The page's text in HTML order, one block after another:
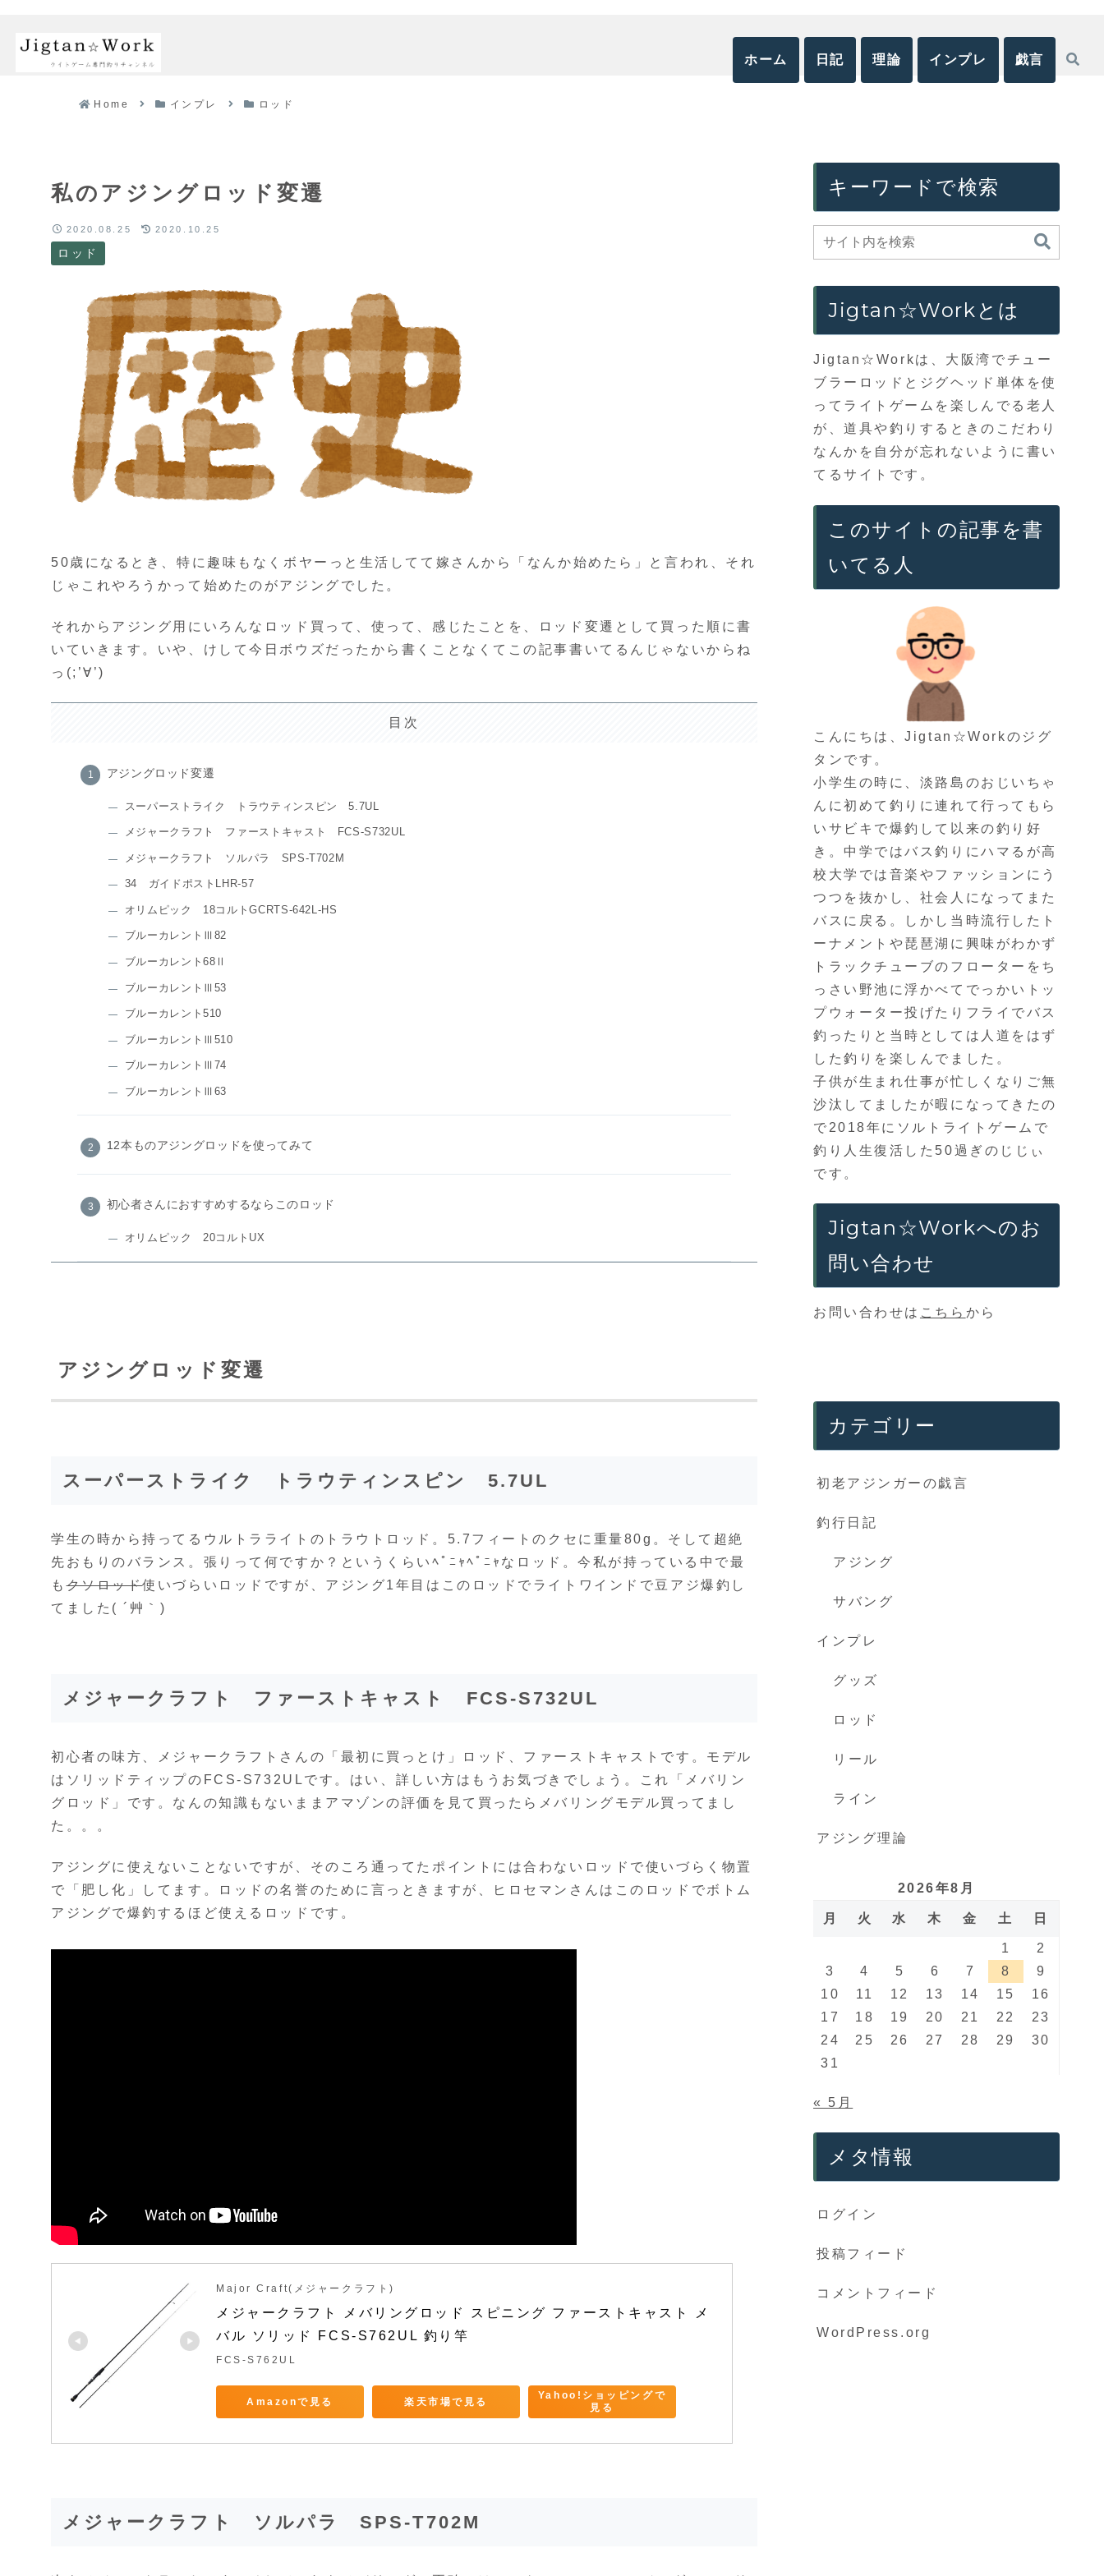
ホーム 日記 理論 インプレ 戯言
Home インプレ ロッド
私のアジングロッド変遷
ロッド
2020.08.25 2020.10.25
50歳になるとき、特に趣味もなくボヤーっと生活してて嫁さんから「なんか始めたら」と言われ、それ
じゃこれやろうかって始めたのがアジングでした。
それからアジング用にいろんなロッド買って、使って、感じたことを、ロッド変遷として買った順に書
いていきます。いや、けして今日ボウズだったから書くことなくてこの記事書いてるんじゃないからね
っ(;’∀’)
目次
アジングロッド変遷
スーパーストライク トラウティンスピン 5.7UL
メジャークラフト ファーストキャスト FCS-S732UL
メジャークラフト ソルパラ SPS-T702M
34 ガイドポストLHR-57
オリムピック 18コルトGCRTS-642L-HS
ブルーカレントⅢ82
ブルーカレント68Ⅱ
ブルーカレントⅢ53
ブルーカレント510
ブルーカレントⅢ510
ブルーカレントⅢ74
ブルーカレントⅢ63
12本ものアジングロッドを使ってみて
初心者さんにおすすめするならこのロッド
オリムピック 20コルトUX
アジングロッド変遷
スーパーストライク トラウティンスピン 5.7UL
学生の時から持ってるウルトラライトのトラウトロッド。5.7フィートのクセに重量80g。そして超絶
先おもりのバランス。張りって何ですか？というくらいﾍﾟﾆｬﾍﾟﾆｬなロッド。今私が持っている中で最
もクソロッド使いづらいロッドですが、アジング1年目はこのロッドでライトワインドで豆アジ爆釣し
てました( ´艸｀)
メジャークラフト ファーストキャスト FCS-S732UL
初心者の味方、メジャークラフトさんの「最初に買っとけ」ロッド、ファーストキャストです。モデル
はソリッドティップのFCS-S732ULです。はい、詳しい方はもうお気づきでしょう。これ「メバリン
グロッド」です。なんの知識もないままアマゾンの評価を見て買ったらメバリングモデル買ってまし
た。。。
アジングに使えないことないですが、そのころ通ってたポイントには合わないロッドで使いづらく物置
で「肥し化」してます。ロッドの名誉のために言っときますが、ヒロセマンさんはこのロッドでボトム
アジングで爆釣するほど使えるロッドです。
Major Craft(メジャークラフト)
メジャークラフト メバリングロッド スピニング ファーストキャスト メ
バル ソリッド FCS-S762UL 釣り竿
FCS-S762UL
Amazonで見る 楽天市場で見る
Yahoo!ショッピングで
見る
メジャークラフト ソルパラ SPS-T702M
キーワードで検索
Jigtan☆Workとは
Jigtan☆Workは、大阪湾でチュー
ブラーロッドとジグヘッド単体を使
ってライトゲームを楽しんでる老人
が、道具や釣りするときのこだわり
なんかを自分が忘れないように書い
てるサイトです。
このサイトの記事を書
いてる人
こんにちは、Jigtan☆Workのジグ
タンです。
小学生の時に、淡路島のおじいちゃ
んに初めて釣りに連れて行ってもら
いサビキで爆釣して以来の釣り好
き。中学ではバス釣りにハマるが高
校大学では音楽やファッションにう
つつを抜かし、社会人になってまた
バスに戻る。しかし当時流行したト
ーナメントや琵琶湖に興味がわかず
トラックチューブのフローターをち
っさい野池に浮かべてでっかいトッ
プウォーター投げたりフライでバス
釣ったりと当時としては人道をはず
した釣りを楽しんでました。
子供が生まれ仕事が忙しくなりご無
沙汰してましたが暇になってきたの
で2018年にソルトライトゲームで
釣り人生復活した50過ぎのじじぃ
です。
Jigtan☆Workへのお
問い合わせ
お問い合わせは こちら から
カテゴリー
初老アジンガーの戯言
釣行日記
アジング
サバング
インプレ
グッズ
ロッド
リール
ライン
アジング理論
2026年8月
月 火 水 木 金 土 日
1
2
3
4 5 6 7 8
9
10
11 12 13 14 15
16
17
18 19 20 21 22
23
24
25 26 27 28 29
30
31
« 5月
メタ情報
ログイン
投稿フィード
コメントフィード
WordPress.org